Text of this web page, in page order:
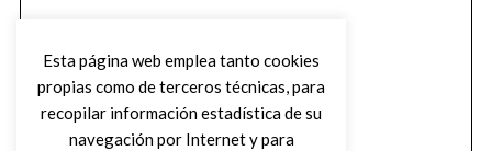
Esta página web emplea tanto cookies
propias como de terceros técnicas, para
recopilar información estadística de su
navegación por Internet y para